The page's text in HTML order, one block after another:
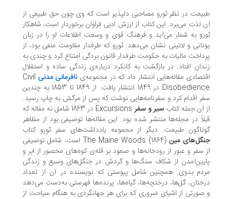
در نظر ثورو مصاحبی دلپذیر است که وی چون حق طبیعی از
لذت می‌برد. این کتاب از ارزش ادبی فراوان برخوردار است، شاهکار
به شمار می‌آید و فرهنگ قوی و وسعت اطلاعات او را در زبان
و لاتینی نشان می‌دهد. ثورو که طرفدار مقاومت منفی بود، از
مالیات به حکومت طرفدار قانون بردگی امتناع کرد و چندی به
افتاد. در بازگشت به کانکرد درباره‌ی زندگی ساده و استقلال
مقاله‌هایی انتشار داد که در مجموعه‌ینافرمانی مدنی Civil
Disobedience در 1849 انتشار یافت. از 1849 تا 1853 به چندین
اقدام کرد و سفرنامه‌هایی نوشت که پس از مرگش به چاپ رسید.
آن جمله کتابسیر و سفر
Excursions در 1863 شامل نه مقاله که
در مجله‌ها منتشر شده بود. این مقاله‌ها توصیفی بود از مظاهر
طبیعت. دیگر از مجموعه یادداشت‌های سفر ثورو کتاب
مین
The Maine Woods (1864) است، شامل توصیفی
سفر و عبور از رودخانه‌ها و صعود بر قله‌ی کوه‌های محصور از ابر و
از شکاف سنگ‌ها و گردش در جنگل‌های وسیع و زندگی
بدوی. همچنین شامل پیوستی که نویسنده در آن از تعداد
گل‌ها، درختچه‌ها، گیاه‌ها، پرنده‌ها فهرستی به‌دست می‌دهد
از اشیای ضروری که برای هر جهانگردی به هنگام سیاحت از